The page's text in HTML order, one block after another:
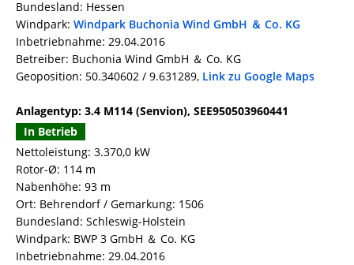
Bundesland: Hessen
Windpark: Windpark Buchonia Wind GmbH ＆ Co. KG
Inbetriebnahme: 29.04.2016
Betreiber: Buchonia Wind GmbH ＆ Co. KG
Geoposition: 50.340602 / 9.631289, Link zu Google Maps
Anlagentyp: 3.4 M114 (Senvion), SEE950503960441
In Betrieb
Nettoleistung: 3.370,0 kW
Rotor-Ø: 114 m
Nabenhöhe: 93 m
Ort: Behrendorf / Gemarkung: 1506
Bundesland: Schleswig-Holstein
Windpark: BWP 3 GmbH ＆ Co. KG
Inbetriebnahme: 29.04.2016